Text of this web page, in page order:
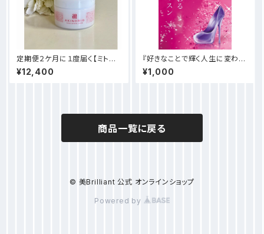
定期便２ケ月に１度届く【ミトコ
ンドリアのちから】
¥12,400
『好きなことで輝く人生に変わる
シンデレラレッスン』
¥1,000
商品一覧に戻る
© 美Brilliant 公式 オンラインショップ
Powered by